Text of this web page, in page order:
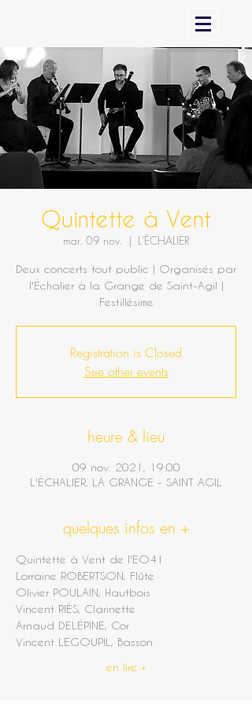
Quintette à Vent
mar. 09 nov.
  |
L'ÉCHALIER
Deux concerts tout public | Organisés par
l'Échalier à la Grange de Saint-Agil |
Registration is Closed
See other events
heure & lieu
09 nov. 2021, 19:00
L'ÉCHALIER, LA GRANGE - SAINT AGIL
quelques infos en +
Quintette à Vent de l'EO41
Lorraine ROBERTSON, Flûte
Olivier POULAIN, Hautbois
Vincent RIÈS, Clarinette
Arnaud DELÉPINE, Cor
Vincent LEGOUPIL, Basson
en lire +